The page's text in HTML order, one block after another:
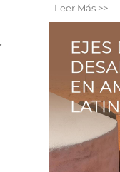
Leer Más >>